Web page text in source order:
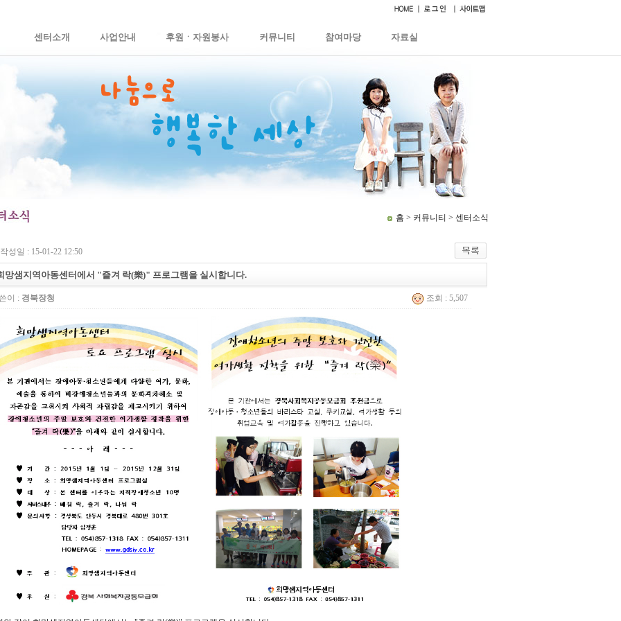
센터소개 사업안내 후원ㆍ자원봉사 커뮤니티 참여마당 자료실
홈 > 커뮤니티 > 센터소식
작성일 : 15-01-22 12:50
망샘지역아동센터에서 "즐겨 락(樂)" 프로그램을 실시합니다.
이 : 경북장청 조회 : 5,507